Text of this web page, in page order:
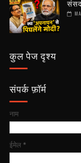
संसद
कुल पेज दृश्य
संपर्क फ़ॉर्म
नाम
ईमेल *